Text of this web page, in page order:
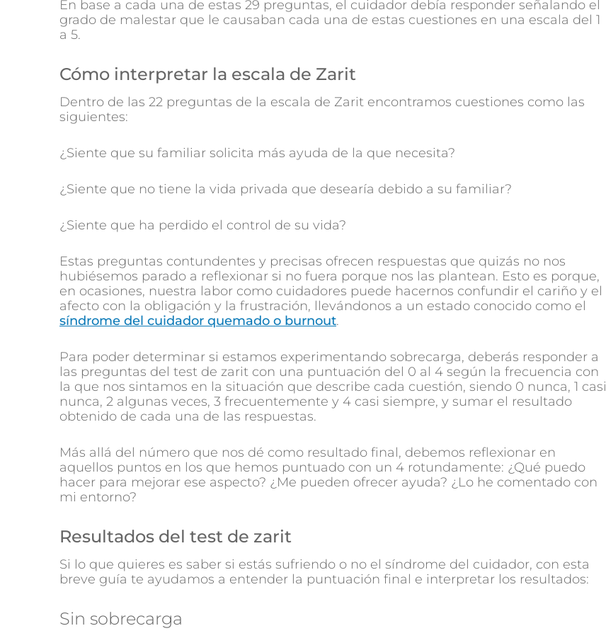
En base a cada una de estas 29 preguntas, el cuidador debía responder señalando el
grado de malestar que le causaban cada una de estas cuestiones en una escala del 1
a 5.
Cómo interpretar la escala de Zarit
Dentro de las 22 preguntas de la escala de Zarit encontramos cuestiones como las
siguientes:
¿Siente que su familiar solicita más ayuda de la que necesita?
¿Siente que no tiene la vida privada que desearía debido a su familiar?
¿Siente que ha perdido el control de su vida?
Estas preguntas contundentes y precisas ofrecen respuestas que quizás no nos
hubiésemos parado a reflexionar si no fuera porque nos las plantean. Esto es porque,
en ocasiones, nuestra labor como cuidadores puede hacernos confundir el cariño y el
afecto con la obligación y la frustración, llevándonos a un estado conocido como el
síndrome del cuidador quemado o burnout.
Para poder determinar si estamos experimentando sobrecarga, deberás responder a
las preguntas del test de zarit con una puntuación del 0 al 4 según la frecuencia con
la que nos sintamos en la situación que describe cada cuestión, siendo 0 nunca, 1 casi
nunca, 2 algunas veces, 3 frecuentemente y 4 casi siempre, y sumar el resultado
obtenido de cada una de las respuestas.
Más allá del número que nos dé como resultado final, debemos reflexionar en
aquellos puntos en los que hemos puntuado con un 4 rotundamente: ¿Qué puedo
hacer para mejorar ese aspecto? ¿Me pueden ofrecer ayuda? ¿Lo he comentado con
mi entorno?
Resultados del test de zarit
Si lo que quieres es saber si estás sufriendo o no el síndrome del cuidador, con esta
breve guía te ayudamos a entender la puntuación final e interpretar los resultados:
Sin sobrecarga